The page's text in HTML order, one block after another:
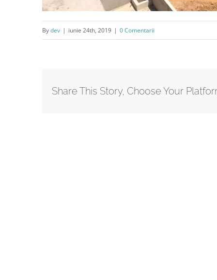
Bydev | iunie 24th, 2019 | 0 Comentarii
Share This Story, Choose Your